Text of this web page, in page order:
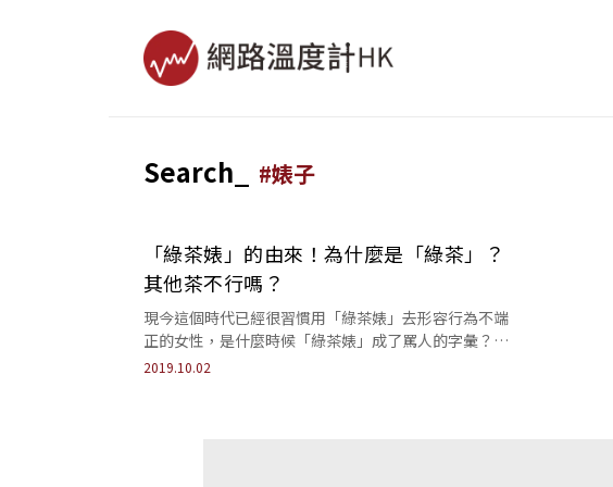
Search_ #婊子
「綠茶婊」的由來！為什麼是「綠茶」？
其他茶不行嗎？
現今這個時代已經很習慣用「綠茶婊」去形容行為不端
正的女性，是什麼時候「綠茶婊」成了罵人的字彙？這
個詞又是怎麼來的呢？
2019.10.02